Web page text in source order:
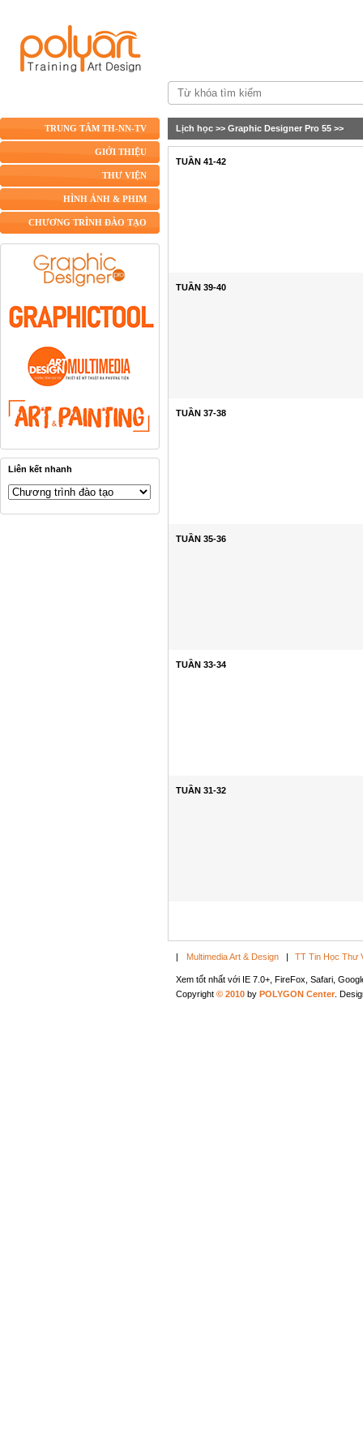
TRUNG TÂM TH-NN-TV
GIỚI THIỆU
THƯ VIỆN
HÌNH ẢNH & PHIM
CHƯƠNG TRÌNH ĐÀO TẠO
Liên kết nhanh
Lịch học >> Graphic Designer Pro 55 >>
TUẦN 41-42
TUẦN 39-40
TUẦN 37-38
TUẦN 35-36
TUẦN 33-34
TUẦN 31-32
| Multimedia Art & Design | TT Tin Học Thư
Xem tốt nhất với IE 7.0+, FireFox, Safari,
Copyright © 2010 by POLYGON Center .